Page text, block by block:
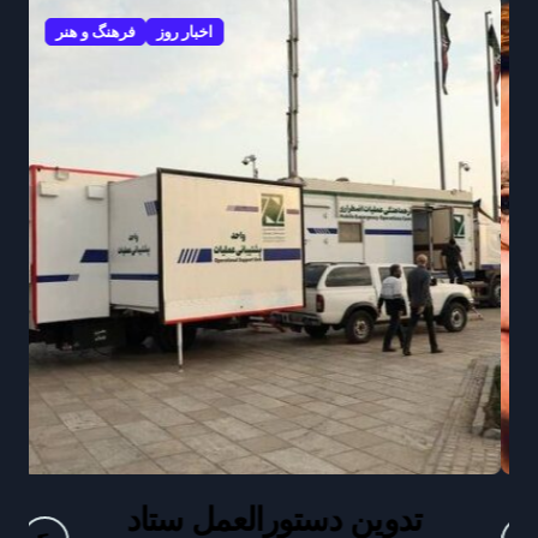
اخبار روز فرهنگ و هنر
تدوین دستورالعمل ستاد